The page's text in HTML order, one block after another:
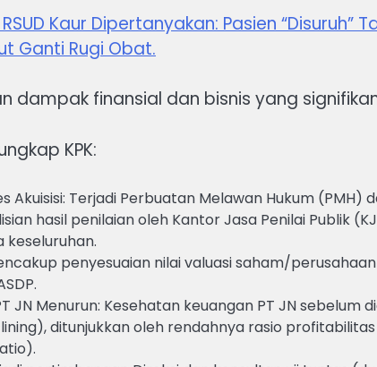
Kaur Dipertanyakan: Pasien “Disuruh”
Ganti Rugi Obat.
dampak finansial dan bisnis yang
KPK:
Akuisisi: Terjadi Perbuatan Melawan Hukum (PMH)
hasil penilaian oleh Kantor Jasa Penilai Publik
keseluruhan.
penyesuaian nilai valuasi saham/
JN Menurun: Kesehatan keuangan PT JN sebelum
ditunjukkan oleh rendahnya rasio